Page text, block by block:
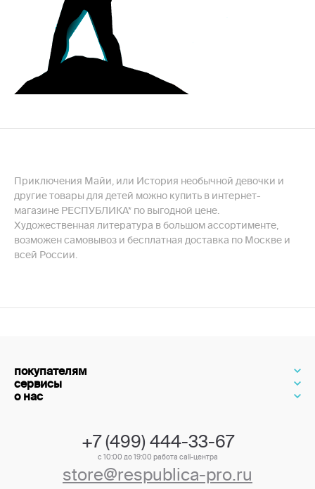
Приключения Майи, или История необычной девочки и
другие товары для детей можно купить в интернет-
магазине РЕСПУБЛИКА* по выгодной цене.
Художественная литература в большом ассортименте,
возможен самовывоз и бесплатная доставка по Москве и
всей России.
покупателям
сервисы
о нас
+7 (499) 444-33-67
с 10:00 до 19:00 работа call-центра
store@respublica-pro.ru